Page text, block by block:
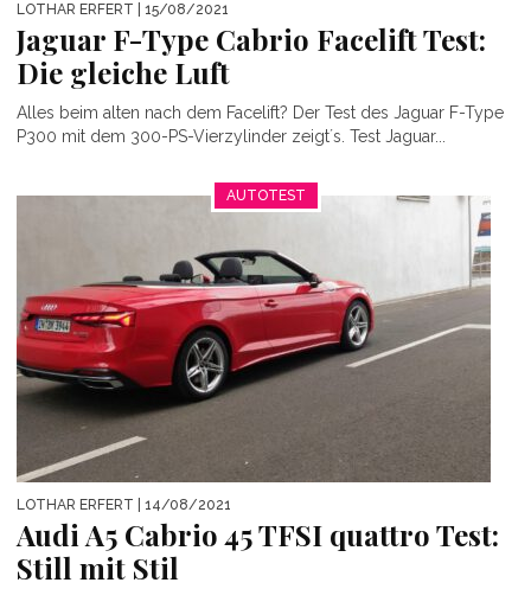
LOTHAR ERFERT | 15/08/2021
Jaguar F-Type Cabrio Facelift Test:
Die gleiche Luft
Alles beim alten nach dem Facelift? Der Test des Jaguar F-Type
P300 mit dem 300-PS-Vierzylinder zeigt´s. Test Jaguar...
AUTOTEST
LOTHAR ERFERT | 14/08/2021
Audi A5 Cabrio 45 TFSI quattro Test:
Still mit Stil